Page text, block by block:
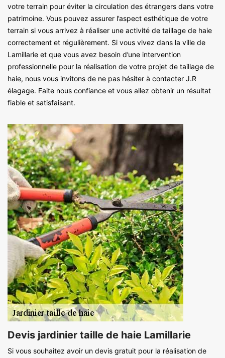
votre terrain pour éviter la circulation des étrangers dans votre
patrimoine. Vous pouvez assurer l’aspect esthétique de votre
terrain si vous arrivez à réaliser une activité de taillage de haie
correctement et régulièrement. Si vous vivez dans la ville de
Lamillarie et que vous avez besoin d’une intervention
professionnelle pour la réalisation de votre projet de taillage de
haie, nous vous invitons de ne pas hésiter à contacter J.R
élagage. Faite nous confiance et vous allez obtenir un résultat
fiable et satisfaisant.
Devis jardinier taille de haie Lamillarie
Si vous souhaitez avoir un devis gratuit pour la réalisation de